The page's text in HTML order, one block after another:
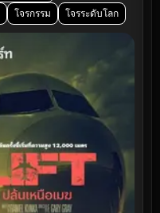
โจรกรรม โจรระดับโลก